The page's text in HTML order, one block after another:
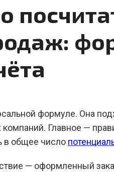
формуле. Она
Главное —
в общее число
— оформленный